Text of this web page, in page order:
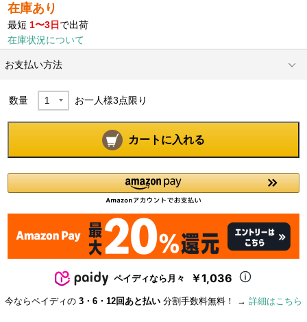
在庫あり
最短 1〜3日 で出荷
在庫状況について
お支払い方法
数量 お一人様3点限り
カートに入れる
ペイディなら月々 ￥1,036
今ならペイディの 3・6・12回あと払い 分割手数料無料！ → 詳細はこちら